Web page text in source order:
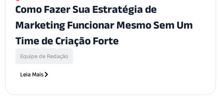
Como Fazer Sua Estratégia de
Marketing Funcionar Mesmo Sem Um
Time de Criação Forte
Equipe de Redação
Leia Mais